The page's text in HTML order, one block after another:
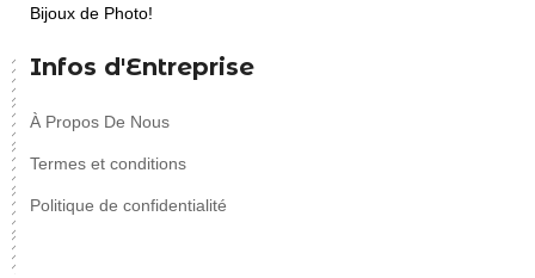
Bijoux de Photo!
Infos d'Entreprise
À Propos De Nous
Termes et conditions
Politique de confidentialité